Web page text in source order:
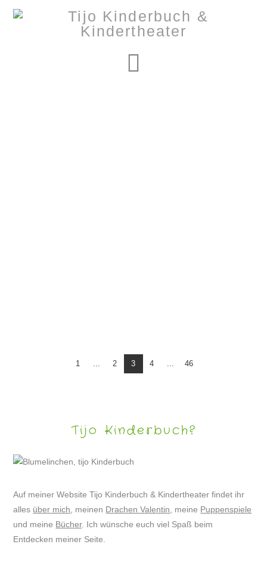
1 2 3 4 46
Tijo Kinderbuch?
Auf meiner Website Tijo Kinderbuch & Kindertheater findet ihr
alles über mich , meinen Drachen Valentin , meine Puppenspiele
und meine Bücher. Ich wünsche euch viel Spaß beim
Entdecken meiner Seite.